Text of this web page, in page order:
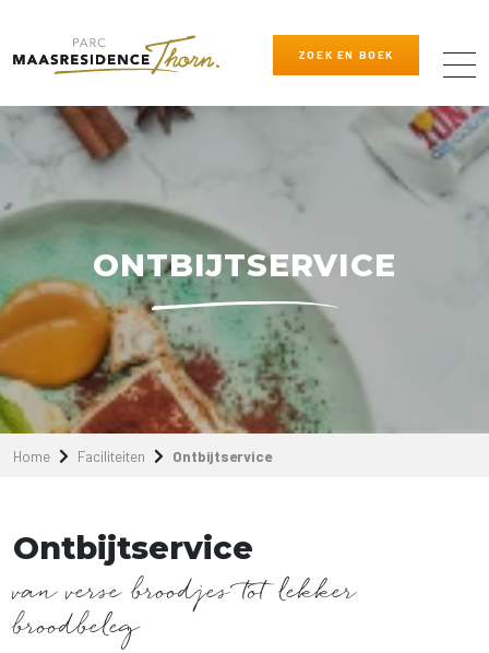
ZOEK EN BOEK
ONTBIJTSERVICE
Home Faciliteiten Ontbijtservice
Ontbijtservice
van verse broodjes tot lekker
broodbeleg